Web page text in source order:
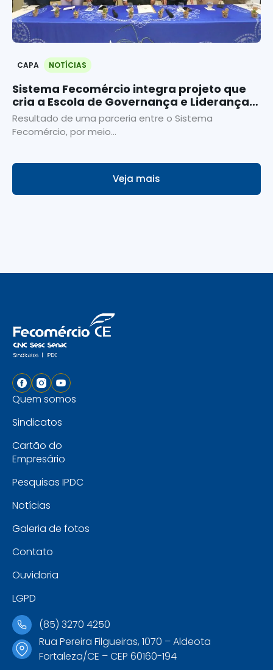
CAPA NOTÍCIAS
Sistema Fecomércio integra projeto que
cria a Escola de Governança e Liderança
do Ceará
Resultado de uma parceria entre o Sistema
Fecomércio, por meio...
Veja mais
Quem somos
Sindicatos
Cartão do
Empresário
Pesquisas IPDC
Notícias
Galeria de fotos
Contato
Ouvidoria
LGPD
(85) 3270 4250
Rua Pereira Filgueiras, 1070 – Aldeota
Fortaleza/CE – CEP 60160-194